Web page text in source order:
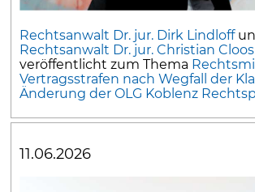
Rechtsanwalt Dr. jur. Dirk Lindloff
Rechtsanwalt Dr. jur. Christian Cloos
veröffentlicht zum Thema
Vertragsstrafen nach Wegfall der
Änderung der OLG Koblenz
11.06.2026